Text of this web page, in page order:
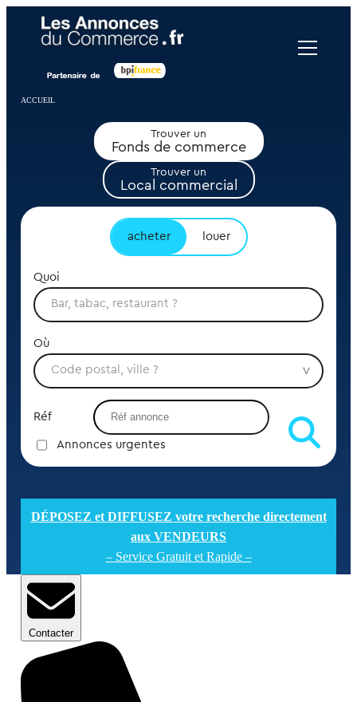
ACCUEIL
Trouver un
Fonds de commerce
Trouver un
Local commercial
acheter louer
Quoi
Où
Réf
Annonces urgentes
DÉPOSEZ et DIFFUSEZ votre recherche directement
aux VENDEURS
– Service Gratuit et Rapide –
Contacter
Panneau de gestion des cookies